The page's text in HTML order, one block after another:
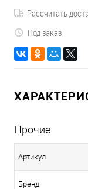
Рассчитать
Под заказ
Прочие
Артикул
Бренд